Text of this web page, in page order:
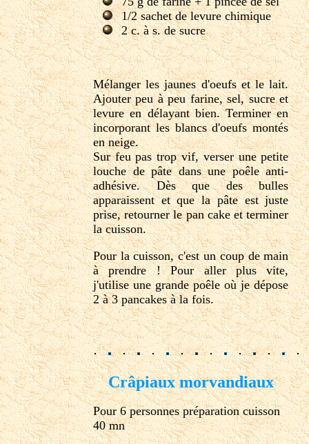
1/2 sachet de levure chimique
2 c. à s. de sucre
Mélanger les jaunes d'oeufs et le lait.
Ajouter peu à peu farine, sel, sucre et
levure en délayant bien. Terminer en
incorporant les blancs d'oeufs montés
en neige.
Sur feu pas trop vif, verser une petite
louche de pâte dans une poêle anti-
adhésive. Dès que des bulles
apparaissent et que la pâte est juste
prise, retourner le pan cake et terminer
la cuisson.
Pour la cuisson, c'est un coup de main
à prendre ! Pour aller plus vite,
j'utilise une grande poêle où je dépose
2 à 3 pancakes à la fois.
Crâpiaux morvandiaux
Pour 6 personnes préparation cuisson
40 mn